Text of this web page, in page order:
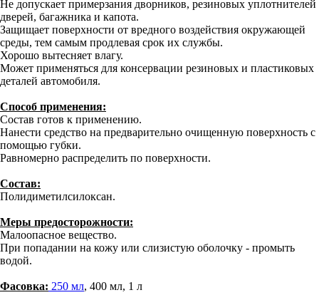
Не допускает примерзания дворников, резиновых уплотнителей
дверей, багажника и капота.
Защищает поверхности от вредного воздействия окружающей
среды, тем самым продлевая срок их службы.
Хорошо вытесняет влагу.
Может применяться для консервации резиновых и пластиковых
деталей автомобиля.
Способ применения:
Состав готов к применению.
Нанести средство на предварительно очищенную поверхность с
помощью губки.
Равномерно распределить по поверхности.
Состав:
Полидиметилсилоксан.
Меры предосторожности:
Малоопасное вещество.
При попадании на кожу или слизистую оболочку - промыть
водой.
Фасовка: 250 мл, 400 мл, 1 л